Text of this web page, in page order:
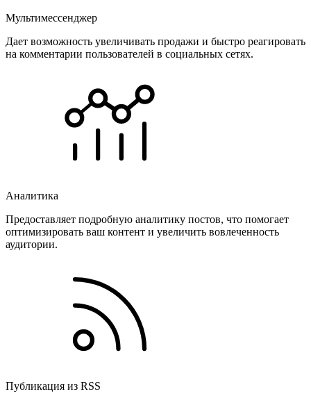
Мультимессенджер
Дает возможность увеличивать продажи и быстро реагировать
на комментарии пользователей в социальных сетях.
Аналитика
Предоставляет подробную аналитику постов, что помогает
оптимизировать ваш контент и увеличить вовлеченность
аудитории.
Публикация из RSS